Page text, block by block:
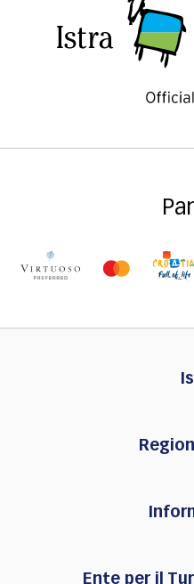
Ente per il